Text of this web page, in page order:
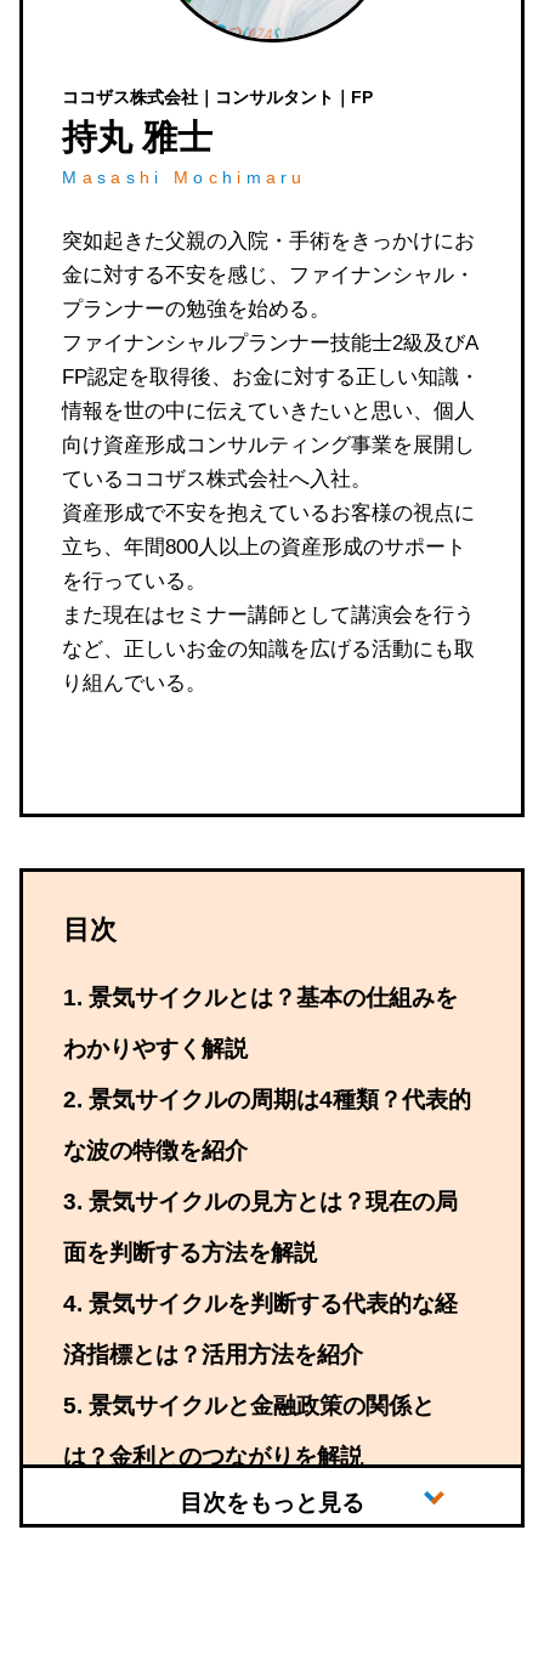
ココザス株式会社｜コンサルタント｜FP
持丸 雅士
M asa s h i Mo c h i m a r u
突如起きた父親の入院・手術をきっかけにお
金に対する不安を感じ、ファイナンシャル・
プランナーの勉強を始める。
ファイナンシャルプランナー技能士2級及びA
FP認定を取得後、お金に対する正しい知識・
情報を世の中に伝えていきたいと思い、個人
向け資産形成コンサルティング事業を展開し
ているココザス株式会社へ入社。
資産形成で不安を抱えているお客様の視点に
立ち、年間800人以上の資産形成のサポート
を行っている。
また現在はセミナー講師として講演会を行う
など、正しいお金の知識を広げる活動にも取
り組んでいる。
目次
景気サイクルとは？基本の仕組みを
わかりやすく解説
景気サイクルの周期は4種類？代表的
な波の特徴を紹介
景気サイクルの見方とは？現在の局
面を判断する方法を解説
景気サイクルを判断する代表的な経
済指標とは？活用方法を紹介
景気サイクルと金融政策の関係と
は？金利とのつながりを解説